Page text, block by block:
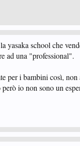
yasaka school che
ad una "professional".
per i bambini così,
io non sono un